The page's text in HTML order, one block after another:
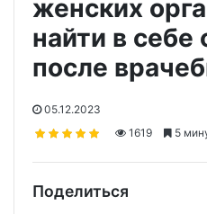
женских
найти в
после
05.12.2023
1619
5
Поделиться